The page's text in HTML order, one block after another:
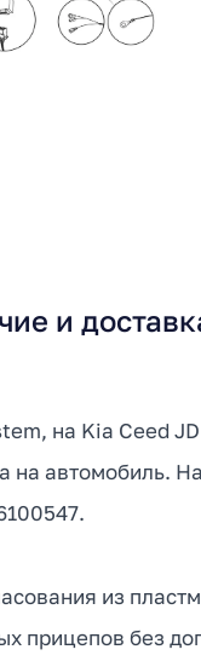
и
на Kia Ceed
на автомобиль.
из
прицепов без